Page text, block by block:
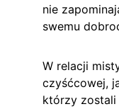
nie
swemu
W relacji
czyśćcowej,
którzy zostali